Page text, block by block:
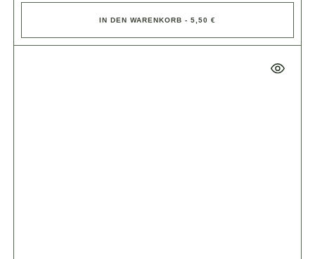
IN DEN WARENKORB - 5,50 €